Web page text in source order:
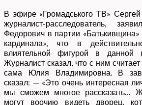
В эфире «Громадського ТВ»
журналист-расследователь,
Федорович в партии «Батькивщина»
кардинала», что в
влиятельной фигурой в данной
Журналист сказал, что с ним считает
сама Юлия Владимировна. В
сказал: — «Это очень интересная
мы сможем многое рассказать…
могут воочию видеть дворец,